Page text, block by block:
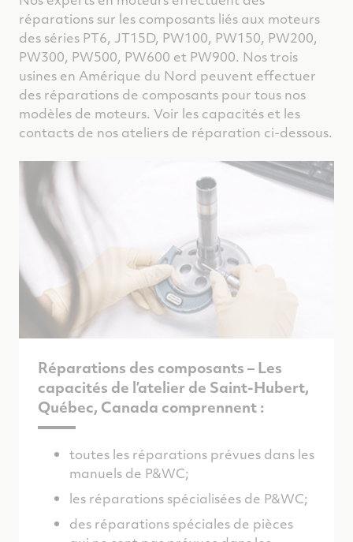
réparations sur les composants liés aux moteurs
des séries PT6, JT15D, PW100, PW150, PW200,
PW300, PW500, PW600 et PW900. Nos trois
usines en Amérique du Nord peuvent effectuer
des réparations de composants pour tous nos
modèles de moteurs. Voir les capacités et les
contacts de nos ateliers de réparation ci-dessous.
Réparations des composants – Les
capacités de l’atelier de Saint-Hubert,
Québec, Canada comprennent :
toutes les réparations prévues dans les
manuels de P&WC;
les réparations spécialisées de P&WC;
des réparations spéciales de pièces